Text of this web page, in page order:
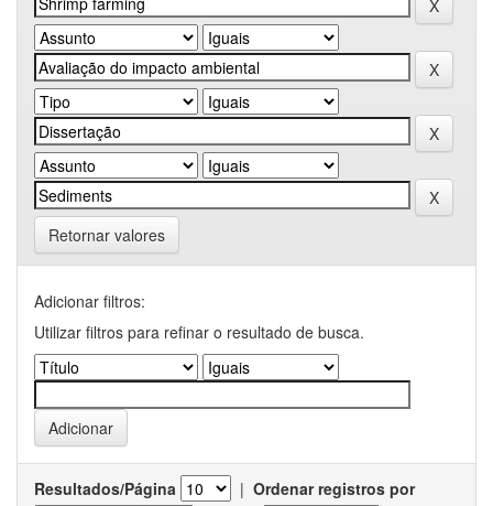
Retornar valores
Adicionar filtros:
Utilizar filtros para refinar o resultado de busca.
Resultados/Página | Ordenar registros por